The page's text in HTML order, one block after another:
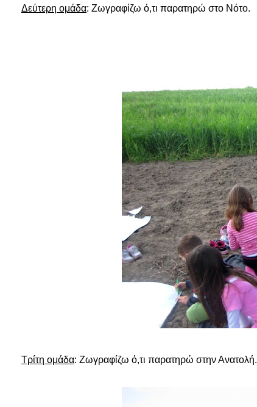
Δεύτερη ομάδα: Ζωγραφίζω ό,τι παρατηρώ στο Νότο.
Τρίτη ομάδα: Ζωγραφίζω ό,τι παρατηρώ στην Ανατολή.